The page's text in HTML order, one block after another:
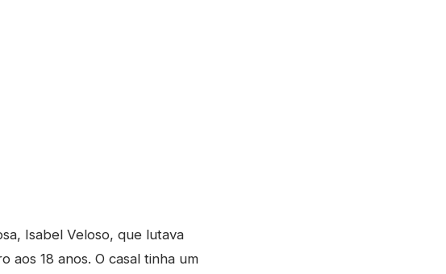
Isabel Veloso, que lutava
aos 18 anos. O casal tinha um